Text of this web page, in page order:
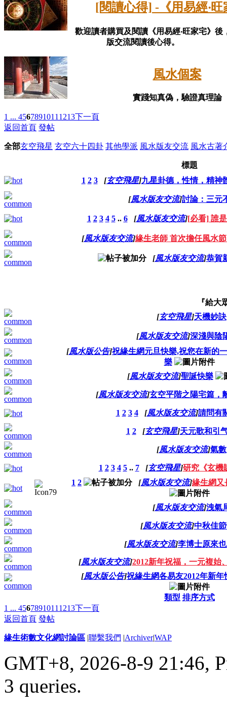
[閱讀心得] -《用易經‧旺
歡迎讀者購買及閱讀《用易經‧旺家宅》後
版交流閱讀後心得。
風水個案
實踐知真偽，驗證真理論
1 ... 4567891011 1213下一頁
返回首頁 發帖
全部玄空飛星 玄空六十四卦 其他學派 風水版友交流 風水古著
標題
1 2 3 [玄空飛星]九星卦德，性情，精神
[風水版友交流]討論：三元
1 2 3 4 5.. 6 [風水版友交流][必看] 誰
[風水版友交流]緣生老師 首次擔任風水
[風水版友交流]恭賀
『給大
[玄空飛星]天機妙訣
[風水版友交流]深淺與陰
[風水版公告]祝緣生網元旦快樂,祝您在新的
樂
[風水版友交流]聖誕快樂
[風水版友交流]玄空平階之陽宅篇，
1 2 3 4 [風水版友交流]請問有
1 2 [玄空飛星]天元歌和引
[風水版友交流]氣數
1 2 3 4 5.. 7 [玄空飛星]研究《玄機
1 2 [風水版友交流]緣生網又
[風水版友交流]洩氣
[風水版友交流]中秋佳
[風水版友交流]李博士原來
[風水版友交流]2012新年祝福，一元複始
[風水版公告]祝緣生網各易友2012年新
類型 排序方式
1 ... 4567891011 1213下一頁
返回首頁 發帖
緣生術數文化網討論區 |聯繫我們 |Archiver|WAP
GMT+8, 2026-8-9 21:46,
3 queries.